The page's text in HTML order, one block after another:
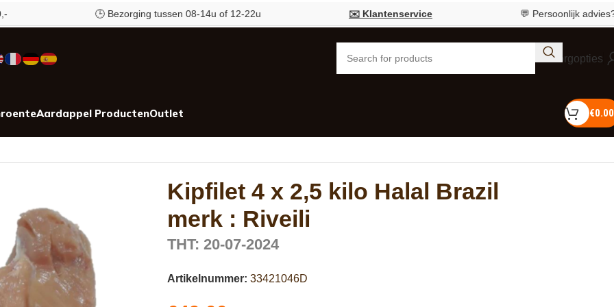
🕒 Bezorging tussen 08-14u of 12-22u ✉️ Klantenservice 💬 Persoonlijk advies?Bel
Bezorgopties
Aardappel ProductenOutlet €0.00
Kipfilet 4 x 2,5 kilo Halal Brazil
merk : Riveili
THT: 20-07-2024
Artikelnummer: 33421046D